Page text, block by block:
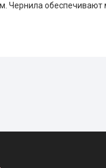
Чернила обеспечивают